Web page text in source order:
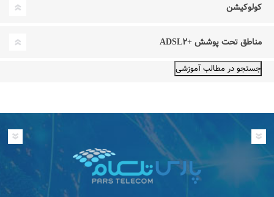
کولوکیشن
مناطق تحت پوشش +ADSL۲